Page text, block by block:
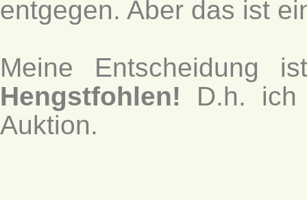
entgegen. Aber das ist
Meine Entscheidung
Hengstfohlen! D.h. ich
Auktion.